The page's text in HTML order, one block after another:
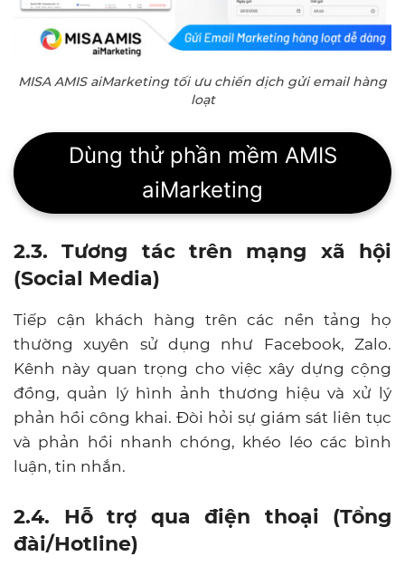
MISA AMIS aiMarketing tối ưu chiến dịch gửi email hàng
loạt
Dùng thử phần mềm AMIS
aiMarketing
2.3. Tương tác trên mạng xã hội
(Social Media)
Tiếp cận khách hàng trên các nền tảng họ
thường xuyên sử dụng như Facebook, Zalo.
Kênh này quan trọng cho việc xây dựng cộng
đồng, quản lý hình ảnh thương hiệu và xử lý
phản hồi công khai. Đòi hỏi sự giám sát liên tục
và phản hồi nhanh chóng, khéo léo các bình
luận, tin nhắn.
2.4. Hỗ trợ qua điện thoại (Tổng
đài/Hotline)